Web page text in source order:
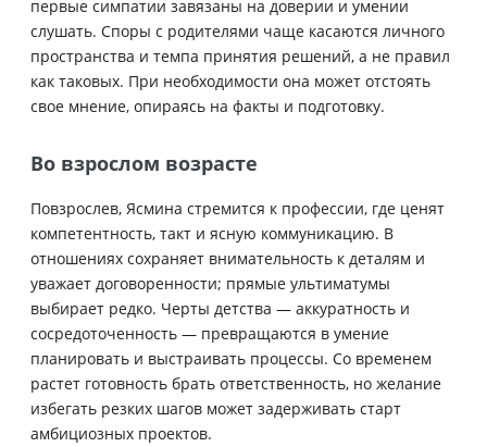
первые симпатии завязаны на доверии и умении
слушать. Споры с родителями чаще касаются личного
пространства и темпа принятия решений, а не правил
как таковых. При необходимости она может отстоять
свое мнение, опираясь на факты и подготовку.
Во взрослом возрасте
Повзрослев, Ясмина стремится к профессии, где ценят
компетентность, такт и ясную коммуникацию. В
отношениях сохраняет внимательность к деталям и
уважает договоренности; прямые ультиматумы
выбирает редко. Черты детства — аккуратность и
сосредоточенность — превращаются в умение
планировать и выстраивать процессы. Со временем
растет готовность брать ответственность, но желание
избегать резких шагов может задерживать старт
амбициозных проектов.